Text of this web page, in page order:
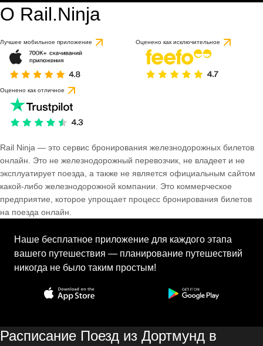
О Rail.Ninja
Лучшее мобильное приложение Оценено как исключительное
Оценено как отличное
Rail Ninja — это сервис бронирования железнодорожных билетов
онлайн. Это не железнодорожный перевозчик, не владеет и не
эксплуатирует поезда, а также не является официальным сайтом
какой-либо железнодорожной компании. Это коммерческое
предприятие, которое упрощает процесс бронирования билетов
на поезда онлайн.
Наше бесплатное приложение для каждого этапа
вашего путешествия — планирование путешествий
никогда не было таким простым!
Расписание Поезд из Дортмунд в
на основе 1 отзыва